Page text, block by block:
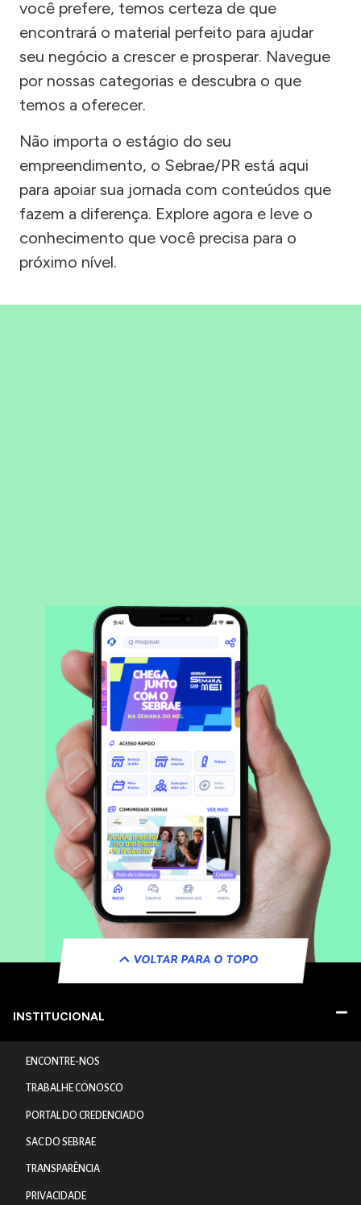
você prefere, temos certeza de que
encontrará o material perfeito para ajudar
seu negócio a crescer e prosperar. Navegue
por nossas categorias e descubra o que
temos a oferecer.
Não importa o estágio do seu
empreendimento, o Sebrae/PR está aqui
para apoiar sua jornada com conteúdos que
fazem a diferença. Explore agora e leve o
conhecimento que você precisa para o
próximo nível.
VOLTAR PARA O TOPO
INSTITUCIONAL
ENCONTRE-NOS
TRABALHE CONOSCO
PORTAL DO CREDENCIADO
SAC DO SEBRAE
TRANSPARÊNCIA
PRIVACIDADE